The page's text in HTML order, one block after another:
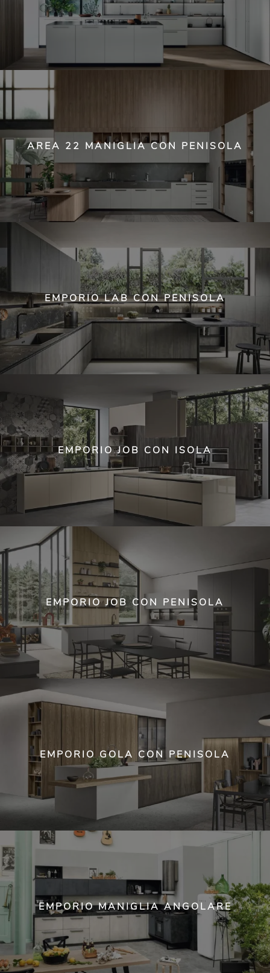
AREA 22 MANIGLIA CON PENISOLA
EMPORIO LAB CON PENISOLA
EMPORIO JOB CON ISOLA
EMPORIO JOB CON PENISOLA
EMPORIO GOLA CON PENISOLA
EMPORIO MANIGLIA ANGOLARE